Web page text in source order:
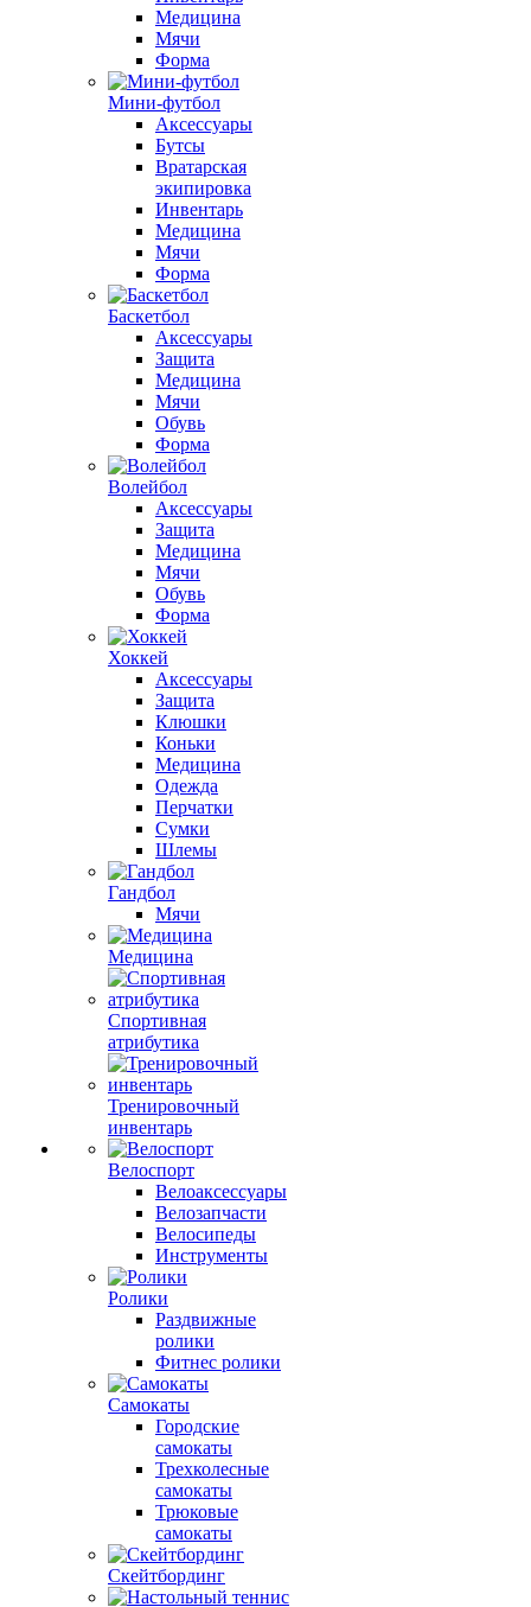
Медицина
Мячи
Форма
Мини-футбол
Аксессуары
Бутсы
Вратарская
экипировка
Инвентарь
Медицина
Мячи
Форма
Баскетбол
Аксессуары
Защита
Медицина
Мячи
Обувь
Форма
Волейбол
Аксессуары
Защита
Медицина
Мячи
Обувь
Форма
Хоккей
Аксессуары
Защита
Клюшки
Коньки
Медицина
Одежда
Перчатки
Сумки
Шлемы
Гандбол
Мячи
Медицина
Спортивная
атрибутика
Тренировочный
инвентарь
Велоспорт
Велоаксессуары
Велозапчасти
Велосипеды
Инструменты
Ролики
Раздвижные
ролики
Фитнес ролики
Самокаты
Городские
самокаты
Трехколесные
самокаты
Трюковые
самокаты
Скейтбординг